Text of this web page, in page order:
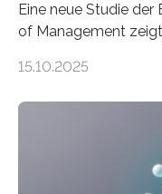
Eine neue Studie
of Management
häufiger zu
Erfindungen
Wissenskategorien
Forschung von
15.10.2025